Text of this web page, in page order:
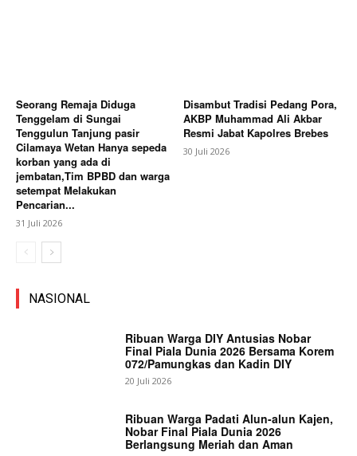
Seorang Remaja Diduga
Tenggelam di Sungai
Tenggulun Tanjung pasir
Cilamaya Wetan Hanya sepeda
korban yang ada di
jembatan,Tim BPBD dan warga
setempat Melakukan
Pencarian...
31 Juli 2026
Disambut Tradisi Pedang Pora,
AKBP Muhammad Ali Akbar
Resmi Jabat Kapolres Brebes
30 Juli 2026
NASIONAL
Ribuan Warga DIY Antusias Nobar
Final Piala Dunia 2026 Bersama Korem
072/Pamungkas dan Kadin DIY
20 Juli 2026
Ribuan Warga Padati Alun-alun Kajen,
Nobar Final Piala Dunia 2026
Berlangsung Meriah dan Aman